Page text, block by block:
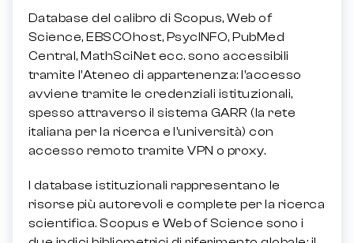
Database del calibro di Scopus, Web of
Science, EBSCOhost, PsycINFO, PubMed
Central, MathSciNet ecc. sono accessibili
tramite l’Ateneo di appartenenza: l’accesso
avviene tramite le credenziali istituzionali,
spesso attraverso il sistema GARR (la rete
italiana per la ricerca e l’università) con
accesso remoto tramite VPN o proxy.
I database istituzionali rappresentano le
risorse più autorevoli e complete per la ricerca
scientifica. Scopus e Web of Science sono i